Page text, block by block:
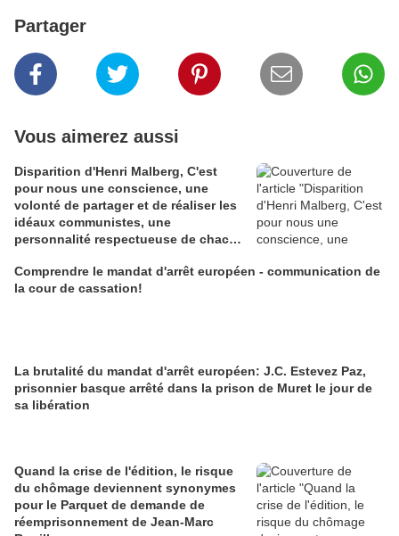
Partager
Vous aimerez aussi
Disparition d'Henri Malberg, C'est
pour nous une conscience, une
volonté de partager et de réaliser les
idéaux communistes, une
personnalité respectueuse de chacun
Comprendre le mandat d'arrêt européen - communication de
la cour de cassation!
La brutalité du mandat d'arrêt européen: J.C. Estevez Paz,
prisonnier basque arrêté dans la prison de Muret le jour de
sa libération
Quand la crise de l'édition, le risque
du chômage deviennent synonymes
pour le Parquet de demande de
réemprisonnement de Jean-Marc